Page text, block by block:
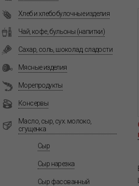
Хлеб и хлебобулочные изделия
Чай, кофе, бульоны (напитки)
Сахар, соль, шоколад, сладости
Мясные изделия
Морепродукты
Консервы
Масло, сыр, сух. молоко,
сгущенка
Сыр
Сыр нарезка
Сыр фасованный